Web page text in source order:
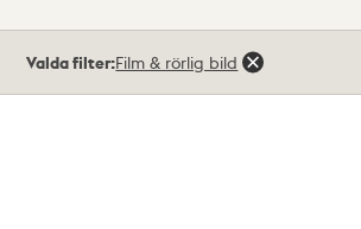
träffar
Valda filter:Film & rörlig bild